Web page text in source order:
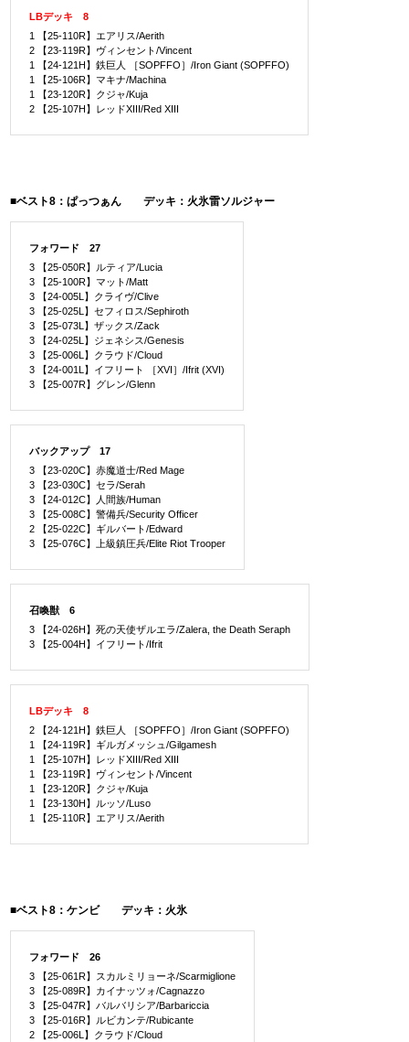
LBデッキ 8
1 【25-110R】エアリス/Aerith
2 【23-119R】ヴィンセント/Vincent
1 【24-121H】鉄巨人 ［SOPFFO］/Iron Giant (SOPFFO)
1 【25-106R】マキナ/Machina
1 【23-120R】クジャ/Kuja
2 【25-107H】レッドXIII/Red XIII
■ベスト8：ぱっつぁん デッキ：火氷雷ソルジャー
フォワード 27
3 【25-050R】ルティア/Lucia
3 【25-100R】マット/Matt
3 【24-005L】クライヴ/Clive
3 【25-025L】セフィロス/Sephiroth
3 【25-073L】ザックス/Zack
3 【24-025L】ジェネシス/Genesis
3 【25-006L】クラウド/Cloud
3 【24-001L】イフリート ［XVI］/Ifrit (XVI)
3 【25-007R】グレン/Glenn
バックアップ 17
3 【23-020C】赤魔道士/Red Mage
3 【23-030C】セラ/Serah
3 【24-012C】人間族/Human
3 【25-008C】警備兵/Security Officer
2 【25-022C】ギルバート/Edward
3 【25-076C】上級鎮圧兵/Elite Riot Trooper
召喚獣 6
3 【24-026H】死の天使ザルエラ/Zalera, the Death Seraph
3 【25-004H】イフリート/Ifrit
LBデッキ 8
2 【24-121H】鉄巨人 ［SOPFFO］/Iron Giant (SOPFFO)
1 【24-119R】ギルガメッシュ/Gilgamesh
1 【25-107H】レッドXIII/Red XIII
1 【23-119R】ヴィンセント/Vincent
1 【23-120R】クジャ/Kuja
1 【23-130H】ルッソ/Luso
1 【25-110R】エアリス/Aerith
■ベスト8：ケンビ デッキ：火氷
フォワード 26
3 【25-061R】スカルミリョーネ/Scarmiglione
3 【25-089R】カイナッツォ/Cagnazzo
3 【25-047R】バルバリシア/Barbariccia
3 【25-016R】ルビカンテ/Rubicante
2 【25-006L】クラウド/Cloud